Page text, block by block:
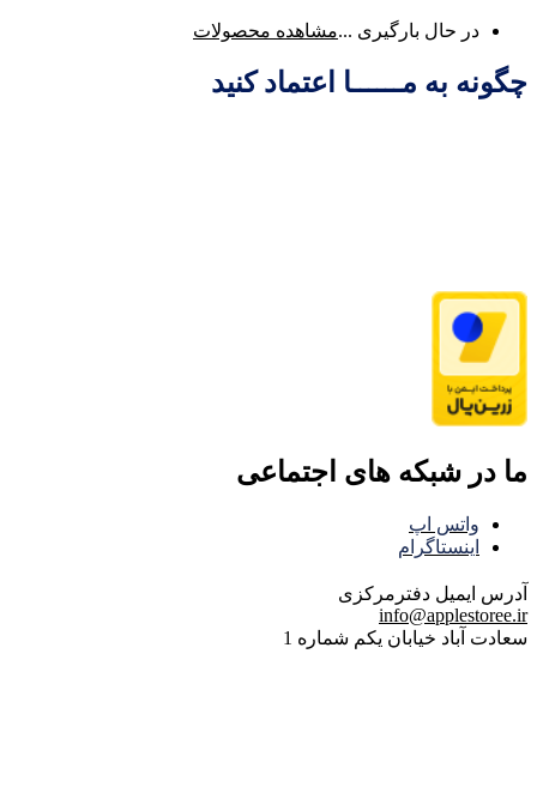
در حال بارگیری ...مشاهده محصولات
چگونه به مــــــا اعتماد کنید
ما در شبکه های اجتماعی
واتس اپ
اینستاگرام
آدرس ایمیل دفترمرکزی
info@applestoree.ir
سعادت آباد خیابان یکم شماره 1